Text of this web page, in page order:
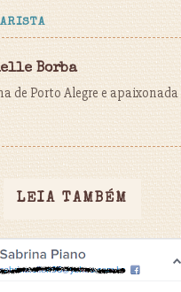
Borba
de Porto Alegre e
LEIA TAMBÉM